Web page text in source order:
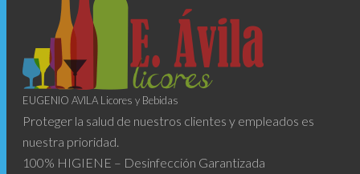
EUGENIO AVILA Licores y Bebidas
Proteger la salud de nuestros clientes y empleados es
nuestra prioridad.
100% HIGIENE – Desinfección Garantizada